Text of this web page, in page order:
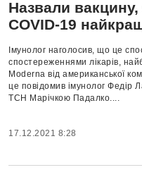
Назвали
COVID-19
Імунолог наголосив, що це
спостереженнями лікарів,
Modernа від американської
це повідомив імунолог Федір
ТСН Марічкою Падалко....
17.12.2021 8:28